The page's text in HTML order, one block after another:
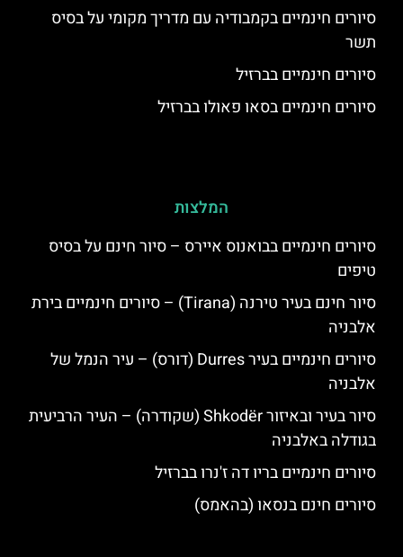
סיורים חינמיים בקמבודיה עם מדריך מקומי על בסיס
תשר
סיורים חינמיים בברזיל
סיורים חינמיים בסאו פאולו בברזיל
המלצות
סיורים חינמיים בבואנוס איירס – סיור חינם על בסיס
טיפים
סיור חינם בעיר טירנה (Tirana) – סיורים חינמיים בירת
אלבניה
סיורים חינמיים בעיר Durres (דורס) – עיר הנמל של
אלבניה
סיור בעיר ובאיזור Shkodër (שקודרה) – העיר הרביעית
בגודלה באלבניה
סיורים חינמיים בריו דה ז'נרו בברזיל
סיורים חינם בנסאו (בהאמס)